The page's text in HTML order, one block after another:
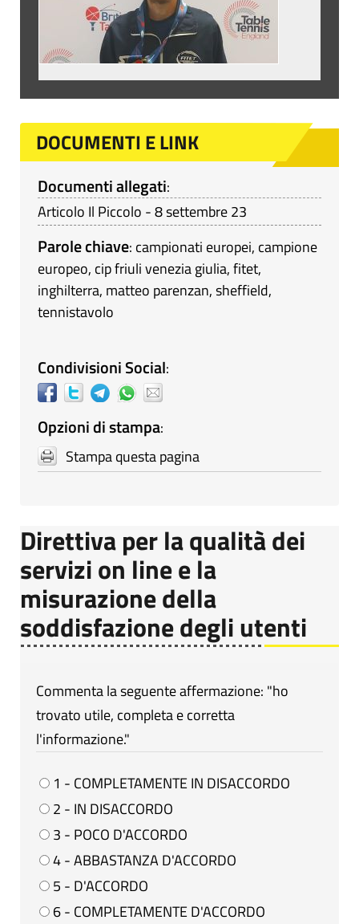
DOCUMENTI E LINK
Documenti allegati:
Articolo Il Piccolo - 8 settembre 23
Parole chiave: campionati europei, campione
europeo, cip friuli venezia giulia,fitet,
inghilterra, matteo parenzan,sheffield,
tennistavolo
Condivisioni Social:
Opzioni di stampa:
Stampa questa pagina
Direttiva per la qualità dei
servizi on line e la
misurazione della
soddisfazione degli utenti
Commenta la seguente affermazione: "ho
trovato utile, completa e corretta
l'informazione."
1 - COMPLETAMENTE IN DISACCORDO
2 - IN DISACCORDO
3 - POCO D'ACCORDO
4 - ABBASTANZA D'ACCORDO
5 - D'ACCORDO
6 - COMPLETAMENTE D'ACCORDO